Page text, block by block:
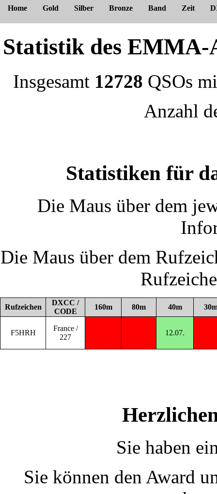
Home Gold Silber Bronze Band Zeit
Statistik des
Insgesamt 12728 QSOs
Anzahl
Statistiken für
Die Maus über dem
Die Maus über dem
Rufzeichen
DXCC /
CODE
160m 80m 40m
F5HRH
France /
227
12.07.
Sie haben
Sie können den Award